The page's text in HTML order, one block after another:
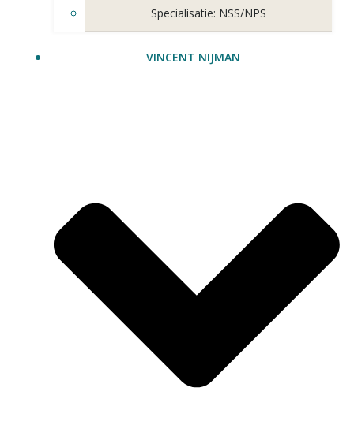
Specialisatie: NSS/NPS
VINCENT NIJMAN